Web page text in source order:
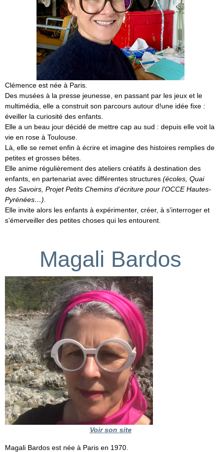
Clémence est née à Paris.
Des musées à la presse jeunesse, en passant par les jeux et le
multimédia, elle a construit son parcours autour d!une idée fixe :
éveiller la curiosité des enfants.
Elle a un beau jour décidé de mettre cap au sud : depuis elle voit la
vie en rose à Toulouse.
Là, elle se remet enfin à écrire et imagine des histoires remplies de
petites et grosses bêtes.
Elle anime régulièrement des ateliers créatifs à destination des
enfants, en partenariat avec différentes structures (écoles, Quai
des Savoirs, Projet Petits Chemins d’écriture pour l’OCCE Hautes-
Pyrénées…)
Elle invite alors les enfants à expérimenter, créer, à s’interroger et
s’émerveiller des petites choses qui les entourent.
Magali Bardos
Voir son site
Magali Bardos est née à Paris en 1970.